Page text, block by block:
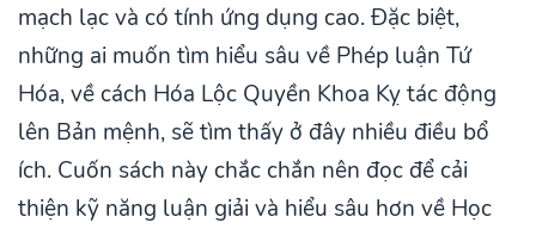
mạch lạc và có tính ứng dụng cao. Đặc biệt,
những ai muốn tìm hiểu sâu về Phép luận Tứ
Hóa, về cách Hóa Lộc Quyền Khoa Kỵ tác động
lên Bản mệnh, sẽ tìm thấy ở đây nhiều điều bổ
ích. Cuốn sách này chắc chắn nên đọc để cải
thiện kỹ năng luận giải và hiểu sâu hơn về Học